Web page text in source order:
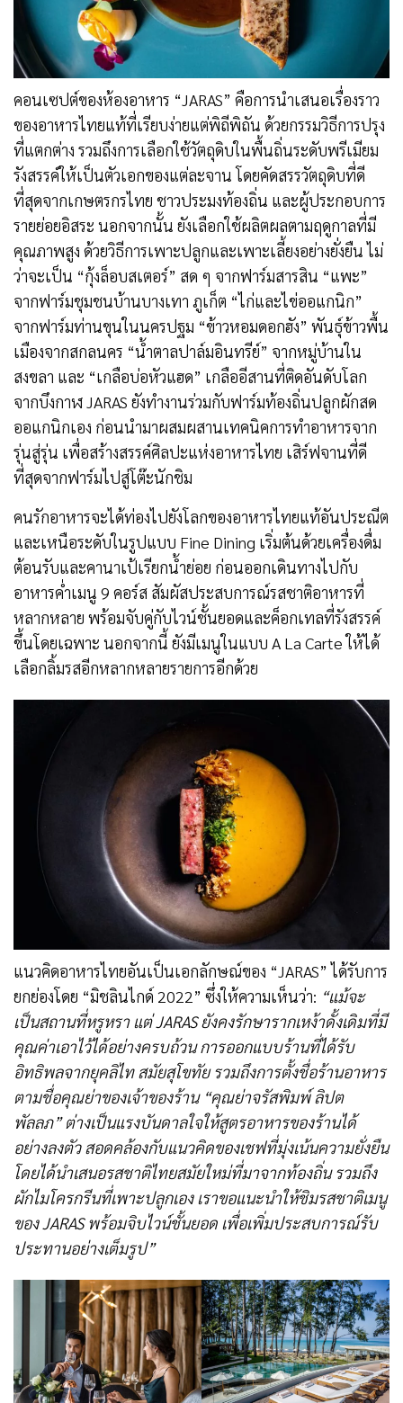
คอนเซปต์ของห้องอาหาร “JARAS” คือการนำเสนอเรื่องราว
ของอาหารไทยแท้ที่เรียบง่ายแต่พิถีพิถัน ด้วยกรรมวิธีการปรุง
ที่แตกต่าง รวมถึงการเลือกใช้วัตถุดิบในพื้นถิ่นระดับพรีเมียม
รังสรรค์ให้เป็นตัวเอกของแต่ละจาน โดยคัดสรรวัตถุดิบที่ดี
ที่สุดจากเกษตรกรไทย ชาวประมงท้องถิ่น และผู้ประกอบการ
รายย่อยอิสระ นอกจากนั้น ยังเลือกใช้ผลิตผลตามฤดูกาลที่มี
คุณภาพสูง ด้วยวิธีการเพาะปลูกและเพาะเลี้ยงอย่างยั่งยืน ไม่
ว่าจะเป็น “กุ้งล็อบสเตอร์” สด ๆ จากฟาร์มสารสิน “แพะ”
จากฟาร์มชุมชนบ้านบางเทา ภูเก็ต “ไก่และไข่ออแกนิก”
จากฟาร์มท่านขุนในนครปฐม “ข้าวหอมดอกฮัง” พันธุ์ข้าวพื้น
เมืองจากสกลนคร “น้ำตาลปาล์มอินทรีย์” จากหมู่บ้านใน
สงขลา และ “เกลือบ่อหัวแฮด” เกลืออีสานที่ติดอันดับโลก
จากบึงกาฬ JARAS ยังทำงานร่วมกับฟาร์มท้องถิ่นปลูกผักสด
ออแกนิกเอง ก่อนนำมาผสมผสานเทคนิคการทำอาหารจาก
รุ่นสู่รุ่น เพื่อสร้างสรรค์ศิลปะแห่งอาหารไทย เสิร์ฟจานที่ดี
ที่สุดจากฟาร์มไปสู่โต๊ะนักชิม
คนรักอาหารจะได้ท่องไปยังโลกของอาหารไทยแท้อันประณีต
และเหนือระดับในรูปแบบ Fine Dining เริ่มต้นด้วยเครื่องดื่ม
ต้อนรับและคานาเป้เรียกน้ำย่อย ก่อนออกเดินทางไปกับ
อาหารค่ำเมนู 9 คอร์ส สัมผัสประสบการณ์รสชาติอาหารที่
หลากหลาย พร้อมจับคู่กับไวน์ชั้นยอดและค็อกเทลที่รังสรรค์
ขึ้นโดยเฉพาะ นอกจากนี้ ยังมีเมนูในแบบ A La Carte ให้ได้
เลือกลิ้มรสอีกหลากหลายรายการอีกด้วย
แนวคิดอาหารไทยอันเป็นเอกลักษณ์ของ “JARAS” ได้รับการ
ยกย่องโดย “มิชลินไกด์ 2022” ซึ่งให้ความเห็นว่า: “แม้จะ
เป็นสถานที่หรูหรา แต่ JARAS ยังคงรักษารากเหง้าดั้งเดิมที่มี
คุณค่าเอาไว้ได้อย่างครบถ้วน การออกแบบร้านที่ได้รับ
อิทธิพลจากยุคลิไท สมัยสุโขทัย รวมถึงการตั้งชื่อร้านอาหาร
ตามชื่อคุณย่าของเจ้าของร้าน “คุณย่าจรัสพิมพ์ ลิปต
พัลลภ” ต่างเป็นแรงบันดาลใจให้สูตรอาหารของร้านได้
อย่างลงตัว สอดคล้องกับแนวคิดของเชฟที่มุ่งเน้นความยั่งยืน
โดยได้นำเสนอรสชาติไทยสมัยใหม่ที่มาจากท้องถิ่น รวมถึง
ผักไมโครกรีนที่เพาะปลูกเอง เราขอแนะนำให้ชิมรสชาติเมนู
ของ JARAS พร้อมจิบไวน์ชั้นยอด เพื่อเพิ่มประสบการณ์รับ
ประทานอย่างเต็มรูป”